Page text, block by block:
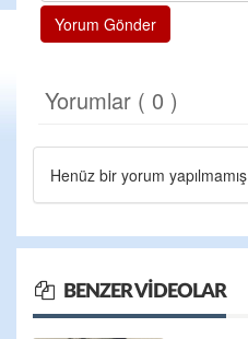
Yorum Gönder
Yorumlar ( 0 )
Henüz bir yorum yapılmamış
BENZER VIDEOLAR